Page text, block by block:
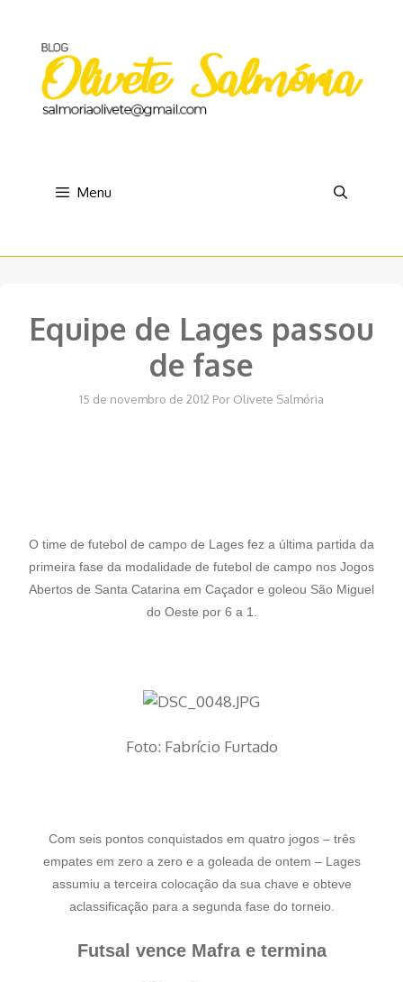
conteúdo
Menu
Equipe de Lages passou
de fase
15 de novembro de 2012 Por Olivete Salmória
O time de futebol de campo de Lages fez a última partida da
primeira fase da modalidade de futebol de campo nos Jogos
Abertos de Santa Catarina em Caçador e goleou São Miguel
do Oeste por 6 a 1.
Foto: Fabrício Furtado
Com seis pontos conquistados em quatro jogos – três
empates em zero a zero e a goleada de ontem – Lages
assumiu a terceira colocação da sua chave e obteve
aclassificaçãopara a segunda fase do torneio.
Futsal vence Mafra e termina